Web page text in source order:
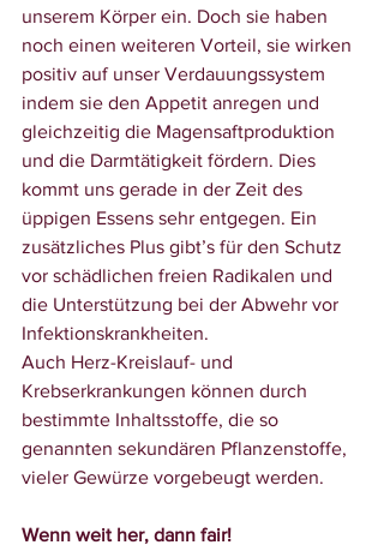
unserem Körper ein. Doch sie haben
noch einen weiteren Vorteil, sie wirken
positiv auf unser Verdauungssystem
indem sie den Appetit anregen und
gleichzeitig die Magensaftproduktion
und die Darmtätigkeit fördern. Dies
kommt uns gerade in der Zeit des
üppigen Essens sehr entgegen. Ein
zusätzliches Plus gibt’s für den Schutz
vor schädlichen freien Radikalen und
die Unterstützung bei der Abwehr vor
Infektionskrankheiten.
Auch Herz-Kreislauf- und
Krebserkrankungen können durch
bestimmte Inhaltsstoffe, die so
genannten sekundären Pflanzenstoffe,
vieler Gewürze vorgebeugt werden.
Wenn weit her, dann fair!